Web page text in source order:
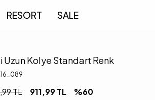
RESORT SALE
Uzun Kolye Standart Renk
TL 911,99TL %60